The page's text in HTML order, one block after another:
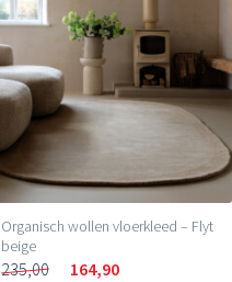
Organisch wollen vloerkleed – Flyt
beige
235,00 164,90